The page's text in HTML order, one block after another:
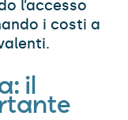
l’accesso
i costi a
il